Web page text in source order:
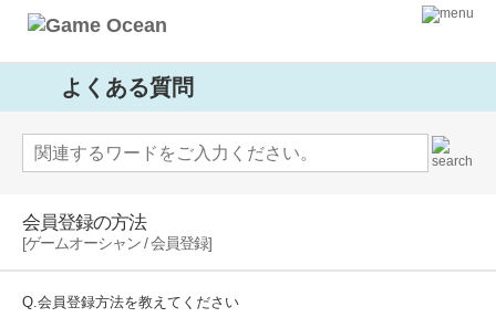
よくある質問
会員登録の方法
[ゲームオーシャン / 会員登録]
Q.会員登録方法を教えてください